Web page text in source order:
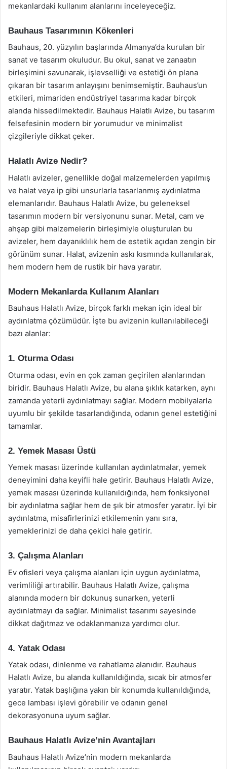
mekanlardaki kullanım alanlarını inceleyeceğiz.
Bauhaus Tasarımının Kökenleri
Bauhaus, 20. yüzyılın başlarında Almanya’da kurulan bir
sanat ve tasarım okuludur. Bu okul, sanat ve zanaatın
birleşimini savunarak, işlevselliği ve estetiği ön plana
çıkaran bir tasarım anlayışını benimsemiştir. Bauhaus’un
etkileri, mimariden endüstriyel tasarıma kadar birçok
alanda hissedilmektedir. Bauhaus Halatlı Avize, bu tasarım
felsefesinin modern bir yorumudur ve minimalist
çizgileriyle dikkat çeker.
Halatlı Avize Nedir?
Halatlı avizeler, genellikle doğal malzemelerden yapılmış
ve halat veya ip gibi unsurlarla tasarlanmış aydınlatma
elemanlarıdır. Bauhaus Halatlı Avize, bu geleneksel
tasarımın modern bir versiyonunu sunar. Metal, cam ve
ahşap gibi malzemelerin birleşimiyle oluşturulan bu
avizeler, hem dayanıklılık hem de estetik açıdan zengin bir
görünüm sunar. Halat, avizenin askı kısmında kullanılarak,
hem modern hem de rustik bir hava yaratır.
Modern Mekanlarda Kullanım Alanları
Bauhaus Halatlı Avize, birçok farklı mekan için ideal bir
aydınlatma çözümüdür. İşte bu avizenin kullanılabileceği
bazı alanlar:
1. Oturma Odası
Oturma odası, evin en çok zaman geçirilen alanlarından
biridir. Bauhaus Halatlı Avize, bu alana şıklık katarken, aynı
zamanda yeterli aydınlatmayı sağlar. Modern mobilyalarla
uyumlu bir şekilde tasarlandığında, odanın genel estetiğini
tamamlar.
2. Yemek Masası Üstü
Yemek masası üzerinde kullanılan aydınlatmalar, yemek
deneyimini daha keyifli hale getirir. Bauhaus Halatlı Avize,
yemek masası üzerinde kullanıldığında, hem fonksiyonel
bir aydınlatma sağlar hem de şık bir atmosfer yaratır. İyi bir
aydınlatma, misafirlerinizi etkilemenin yanı sıra,
yemeklerinizi de daha çekici hale getirir.
3. Çalışma Alanları
Ev ofisleri veya çalışma alanları için uygun aydınlatma,
verimliliği artırabilir. Bauhaus Halatlı Avize, çalışma
alanında modern bir dokunuş sunarken, yeterli
aydınlatmayı da sağlar. Minimalist tasarımı sayesinde
dikkat dağıtmaz ve odaklanmanıza yardımcı olur.
4. Yatak Odası
Yatak odası, dinlenme ve rahatlama alanıdır. Bauhaus
Halatlı Avize, bu alanda kullanıldığında, sıcak bir atmosfer
yaratır. Yatak başlığına yakın bir konumda kullanıldığında,
gece lambası işlevi görebilir ve odanın genel
dekorasyonuna uyum sağlar.
Bauhaus Halatlı Avize’nin Avantajları
Bauhaus Halatlı Avize’nin modern mekanlarda